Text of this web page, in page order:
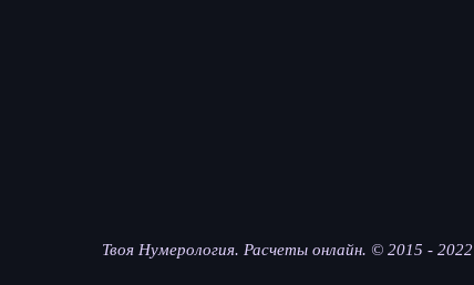
Твоя Нумерология. Расчеты онлайн. © 2015 - 2022